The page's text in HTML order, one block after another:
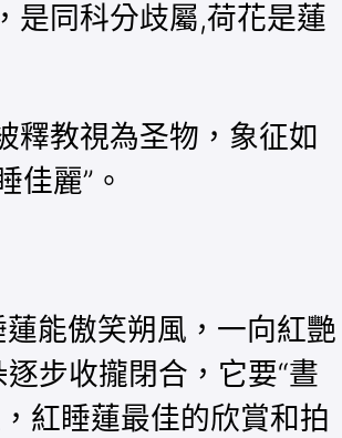
是同科分歧屬,荷花是蓮
釋教視為圣物，象征如
佳麗”。
能傲笑朔風，一向紅艷
步收攏閉合，它要“晝
紅睡蓮最佳的欣賞和拍